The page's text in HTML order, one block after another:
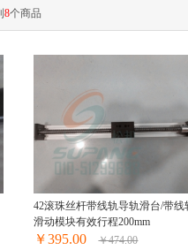
8个商品
42滚珠丝杆带线轨导轨滑台/带线
滑动模块有效行程200mm
￥395.00 ￥474.00